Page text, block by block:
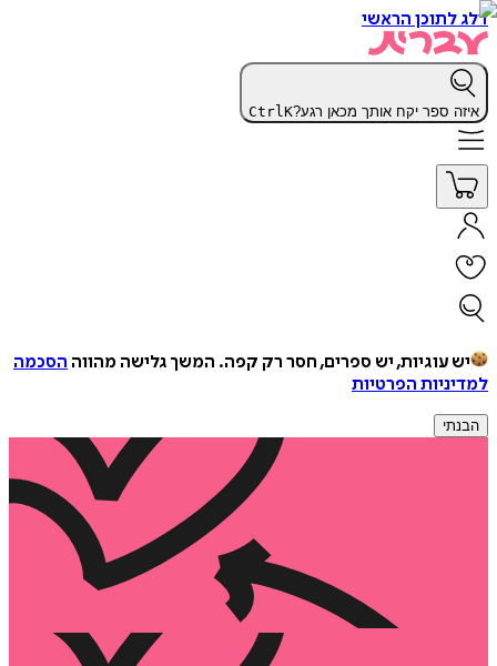
דלג לתוכן הראשי
איזה ספר יקח אותך מכאן רגע? CtrlK
יש עוגיות, יש ספרים, חסר רק קפה. המשך גלישה מהווה הסכמה
למדיניות הפרטיות
הבנתי